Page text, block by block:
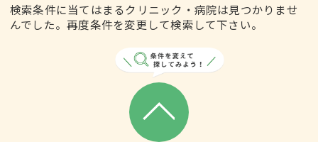
検索条件に当てはまるクリニック・病院は見つかりませ
んでした。再度条件を変更して検索して下さい。